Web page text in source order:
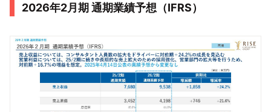
2026年2月期 通期業績予想（IFRS）